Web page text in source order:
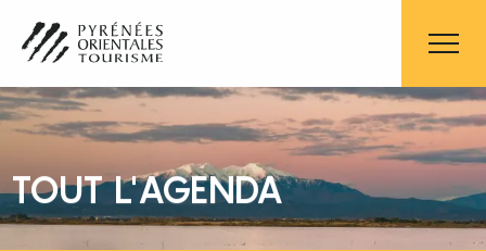
contenu
principal
TOUT L'AGENDA